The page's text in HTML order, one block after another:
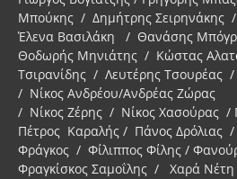
Μπούκης / Δημήτρης Σειρηνάκης
Έλενα Βασιλάκη / Θανάσης
Θοδωρής Μηνιάτης / Κώστας
Τσιρανίδης / Λευτέρης Τσουρέας
/ Νίκος Ανδρέου/Ανδρέας Ζώρας
/ Νίκος Ζέρης / Νίκος Χασούρας /
Πέτρος Καραλής / Πάνος Δρόλιας
Φράγκος / Φίλιππος Φίλης /
Φραγκίσκος Σαμοΐλης / Χαρά